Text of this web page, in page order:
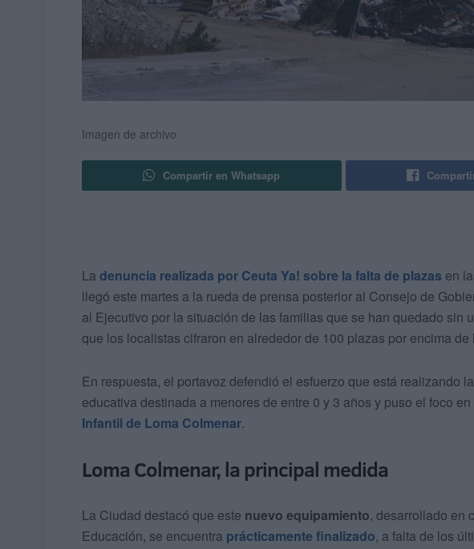
Imagen de archivo
Compartir en Whatsapp
La denuncia realizada por Ceuta Ya! sobre la falta de plazas en
llegó este martes a la rueda de prensa posterior al Consejo de
al Ejecutivo por la situación de las familias que se han quedado sin
que los localistas cifraron en alrededor de 100 plazas por encima de
En respuesta, el portavoz defendió el esfuerzo que está realizando
educativa destinada a menores de entre 0 y 3 años y puso el foco en
Infantil de Loma Colmenar.
Loma Colmenar, la principal medida
La Ciudad destacó que este nuevo equipamiento, desarrollado en
Educación, se encuentra prácticamente finalizado, a falta de los